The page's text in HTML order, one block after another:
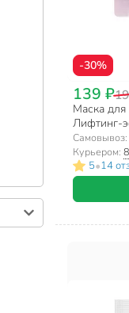
-30%
139 ₽
Маска
Лифтинг-
эффект,
Самовывоз:
Курьером:
5•14